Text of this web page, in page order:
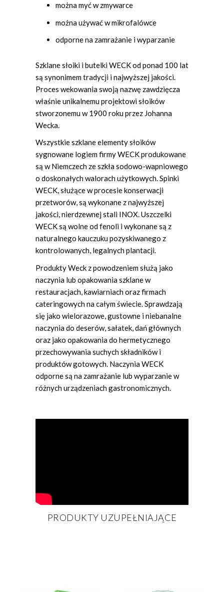
można myć w zmywarce
można używać w mikrofalówce
odporne na zamrażanie i wyparzanie
Szklane słoiki i butelki WECK od ponad 100 lat
są synonimem tradycji i najwyższej jakości.
Proces wekowania swoją nazwę zawdzięcza
właśnie unikalnemu projektowi słoików
stworzonemu w 1900 roku przez Johanna
Wecka.
Wszystkie szklane elementy słoików
sygnowane logiem firmy WECK produkowane
są w Niemczech ze szkła sodowo-wapniowego
o doskonałych walorach użytkowych. Spinki
WECK, służące w procesie konserwacji
przetworów, są wykonane z najwyższej
jakości, nierdzewnej stali INOX. Uszczelki
WECK są wolne od fenoli i wykonane są z
naturalnego kauczuku pozyskiwanego z
kontrolowanych, legalnych plantacji.
Produkty Weck z powodzeniem służą jako
naczynia lub opakowania szklane w
restauracjach, kawiarniach oraz firmach
cateringowych na całym świecie. Sprawdzają
się jako wielorazowe, gustowne i niebanalne
naczynia do deserów, sałatek, dań głównych
oraz jako opakowania do hermetycznego
przechowywania suchych składników i
produktów gotowych. Naczynia WECK
odporne są na zamrażanie lub wyparzanie w
różnych urządzeniach gastronomicznych.
PRODUKTY UZUPEŁNIAJĄCE